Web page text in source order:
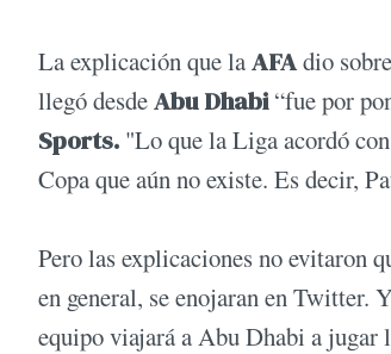
La explicación que laAFAdio
llegó desdeAbu Dhabi“fue por
Sports. "Lo que la Liga acordó
Copa que aún no existe. Es decir,
Pero las explicaciones no evitaron
en general, se enojaran en Twitter.
equipo viajará a Abu Dhabi a jugar